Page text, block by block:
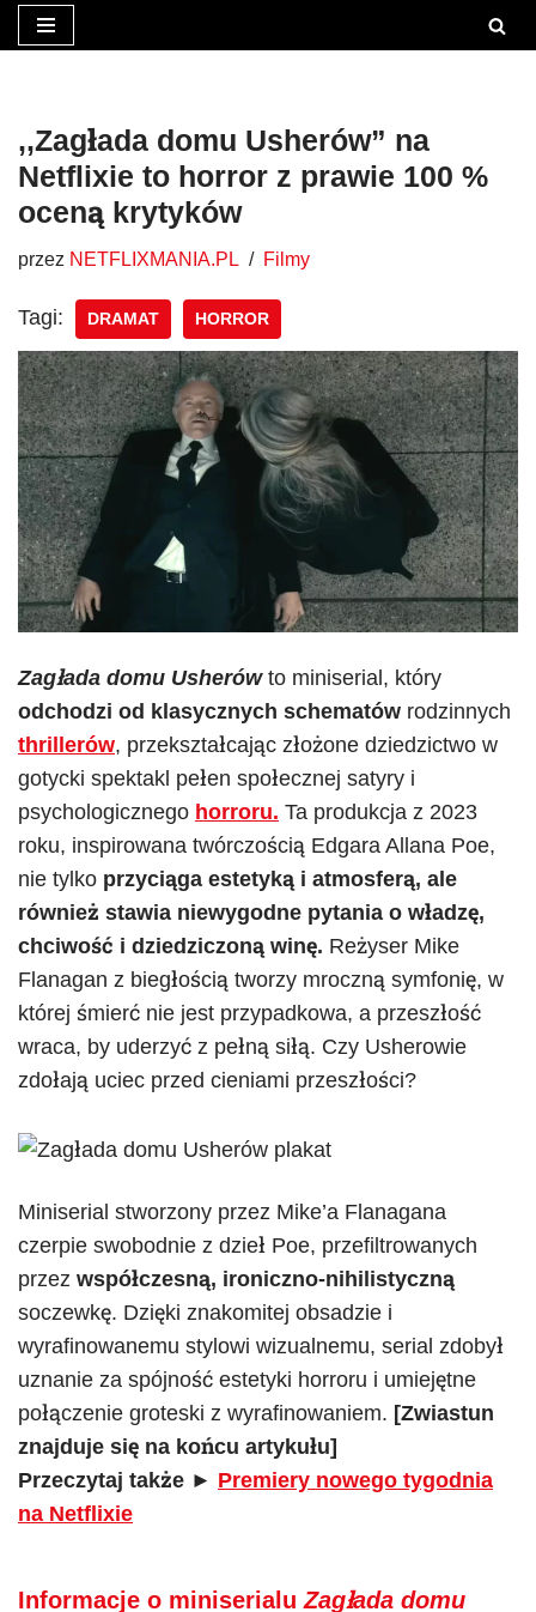
treści
,,Zagłada domu Usherów” na
Netflixie to horror z prawie 100 %
oceną krytyków
przez NETFLIXMANIA.PL Filmy
Tagi: DRAMAT HORROR
Zagłada domu Usherów to miniserial, który
odchodzi od klasycznych schematów rodzinnych
thrillerów, przekształcając złożone dziedzictwo w
gotycki spektakl pełen społecznej satyry i
psychologicznego horroru. Ta produkcja z 2023
roku, inspirowana twórczością Edgara Allana Poe,
nie tylko przyciąga estetyką i atmosferą, ale
również stawia niewygodne pytania o władzę,
chciwość i dziedziczoną winę. Reżyser Mike
Flanagan z biegłością tworzy mroczną symfonię, w
której śmierć nie jest przypadkowa, a przeszłość
wraca, by uderzyć z pełną siłą. Czy Usherowie
zdołają uciec przed cieniami przeszłości?
Miniserial stworzony przez Mike’a Flanagana
czerpie swobodnie z dzieł Poe, przefiltrowanych
przez współczesną, ironiczno-nihilistyczną
soczewkę. Dzięki znakomitej obsadzie i
wyrafinowanemu stylowi wizualnemu, serial zdobył
uznanie za spójność estetyki horroru i umiejętne
połączenie groteski z wyrafinowaniem. [Zwiastun
znajduje się na końcu artykułu]
Przeczytaj także ► Premiery nowego tygodnia
na Netflixie
Informacje o miniserialuZagłada domu